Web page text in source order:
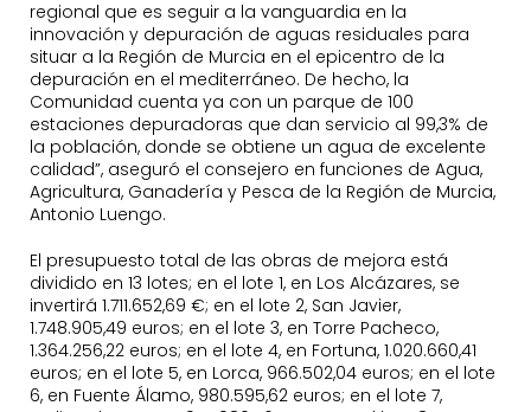
regional que es seguir a la vanguardia en la
innovación y depuración de aguas residuales para
situar a la Región de Murcia en el epicentro de la
depuración en el mediterráneo. De hecho, la
Comunidad cuenta ya con un parque de 100
estaciones depuradoras que dan servicio al 99,3% de
la población, donde se obtiene un agua de excelente
calidad”, aseguró el consejero en funciones de Agua,
Agricultura, Ganadería y Pesca de la Región de Murcia,
Antonio Luengo.
El presupuesto total de las obras de mejora está
dividido en 13 lotes; en el lote 1, en Los Alcázares, se
invertirá 1.711.652,69 €; en el lote 2, San Javier,
1.748.905,49 euros; en el lote 3, en Torre Pacheco,
1.364.256,22 euros; en el lote 4, en Fortuna, 1.020.660,41
euros; en el lote 5, en Lorca, 966.502,04 euros; en el lote
6, en Fuente Álamo, 980.595,62 euros; en el lote 7,